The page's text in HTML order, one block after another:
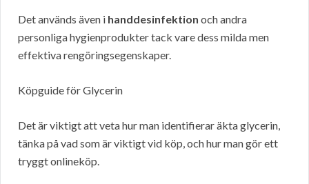
Det används även i handdesinfektion och andra
personliga hygienprodukter tack vare dess milda men
effektiva rengöringsegenskaper.
Köpguide för Glycerin
Det är viktigt att veta hur man identifierar äkta glycerin,
tänka på vad som är viktigt vid köp, och hur man gör ett
tryggt onlineköp.